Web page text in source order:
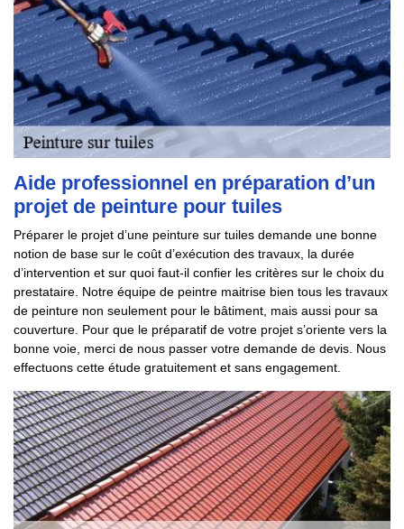
Aide professionnel en préparation d’un
projet de peinture pour tuiles
Préparer le projet d’une peinture sur tuiles demande une bonne
notion de base sur le coût d’exécution des travaux, la durée
d’intervention et sur quoi faut-il confier les critères sur le choix du
prestataire. Notre équipe de peintre maitrise bien tous les travaux
de peinture non seulement pour le bâtiment, mais aussi pour sa
couverture. Pour que le préparatif de votre projet s’oriente vers la
bonne voie, merci de nous passer votre demande de devis. Nous
effectuons cette étude gratuitement et sans engagement.